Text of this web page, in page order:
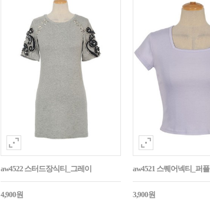
aw4522 스터드장식티_그레이
4,900원
aw4521 스퀘어넥티_퍼플
3,900원